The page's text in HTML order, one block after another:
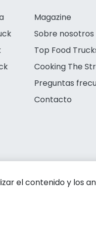
Magazine
Sobre nosotros
Top Food
Cooking The
Preguntas
Contacto
el contenido y los